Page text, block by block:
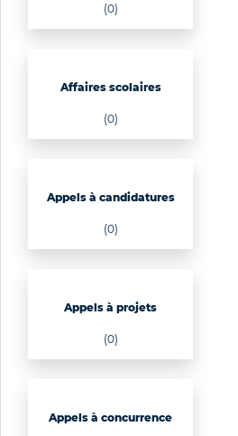
(0)
Affaires scolaires
(0)
Appels à candidatures
(0)
Appels à projets
(0)
Appels à concurrence